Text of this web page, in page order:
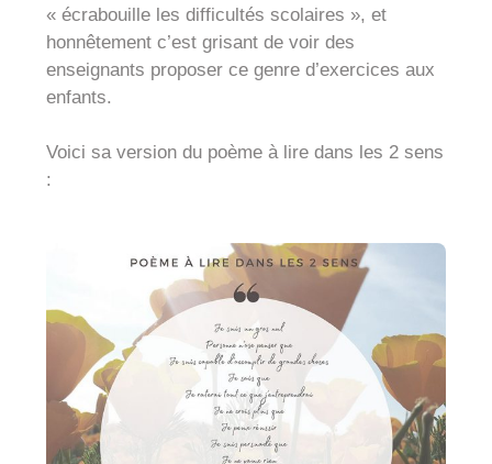
« écrabouille les difficultés scolaires », et
honnêtement c’est grisant de voir des
enseignants proposer ce genre d’exercices aux
enfants.
Voici sa version du poème à lire dans les 2 sens
: